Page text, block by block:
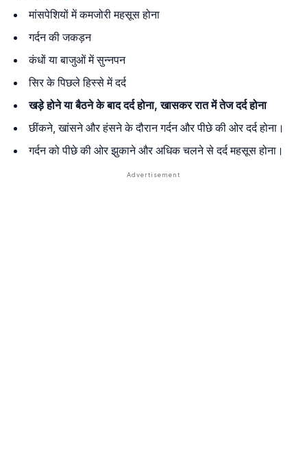
मांसपेशियों में कमजोरी महसूस होना
गर्दन की जकड़न
कंधों या बाजुओं में सुन्नपन
सिर के पिछले हिस्से में दर्द
खड़े होने या बैठने के बाद दर्द होना, खासकर रात में तेज दर्द होना
छींकने, खांसने और हंसने के दौरान गर्दन और पीछे की ओर दर्द होना।
गर्दन को पीछे की ओर झुकाने और अधिक चलने से दर्द महसूस होना।